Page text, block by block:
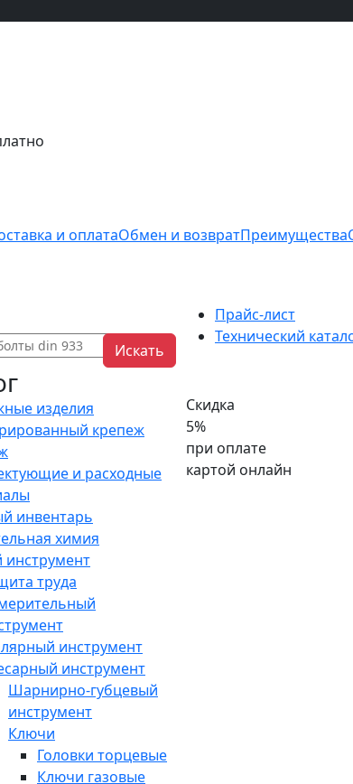
и оплатаОбмен и возвратПреимущества
Искать
изделия
крепеж
и расходные
инвентарь
химия
инструмент
труда
инструмент
инструмент
Шарнирно-губцевый
инструмент
Ключи
Головки торцевые
Ключи газовые
Прайс-лист
Технический
Скидка
5%
при оплате
картой онлайн